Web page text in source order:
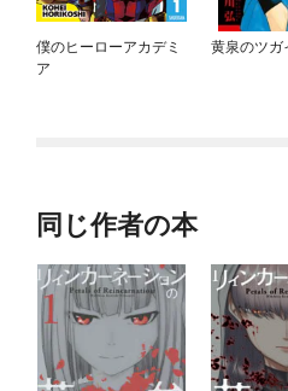
僕のヒーローアカデミ
ア
黄泉のツガ
同じ作者の本